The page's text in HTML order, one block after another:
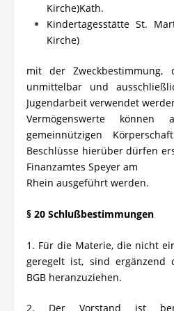
Kirche)Kath.
Kindertagesstätte St.
Kirche)
mit der Zweckbestimmung,
unmittelbar und
Jugendarbeit verwendet
Vermögenswerte
gemeinnützigen
Beschlüsse hierüber dürfen
Finanzamtes Speyer am
Rhein ausgeführt werden.
§ 20 Schlußbestimmungen
1. Für die Materie, die nicht
geregelt ist, sind ergänzend
BGB heranzuziehen.
2. Der Vorstand ist